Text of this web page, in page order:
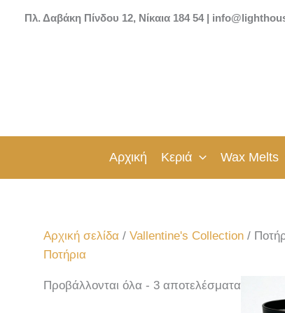
Πλ. Δαβάκη Πίνδου 12, Νίκαια 184 54 |
Αρχική Κεριά Wax Melts
Αρχική σελίδα / Vallentine's Collection /
Ποτήρια
Προβάλλονται όλα - 3 αποτελέσματα
by